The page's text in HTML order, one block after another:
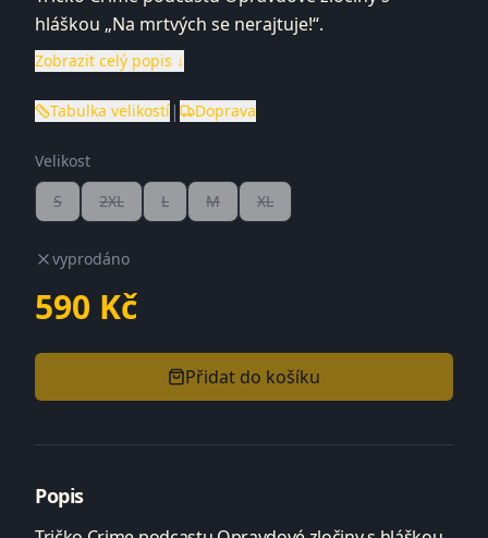
hláškou „Na mrtvých se nerajtuje!“.
Zobrazit celý popis ↓
Tabulka velikostí | Doprava
Velikost
S
2XL L M XL
vyprodáno
590 Kč
Přidat do košíku
Popis